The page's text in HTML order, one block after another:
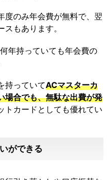
度のみ年会費が無料で、翌
もあります。
年持っていても年会費の
持っていてACマスターカ
場合でも、無駄な出費が発
トカードとしても優れてい
ができる